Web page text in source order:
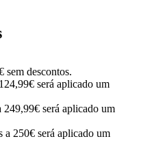
sem descontos.
será aplicado um
249,99€ será aplicado um
a 250€ será aplicado um